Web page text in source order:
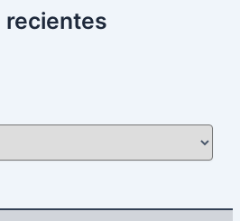
recientes